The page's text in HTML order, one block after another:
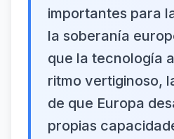
importantes para
la soberanía
que la tecnología
ritmo vertiginoso,
de que Europa
propias